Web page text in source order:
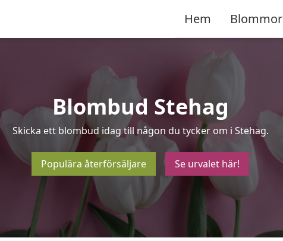
Hem Blommor
Blombud Stehag
Skicka ett blombud idag till någon du tycker om i Stehag.
Populära återförsäljare Se urvalet här!